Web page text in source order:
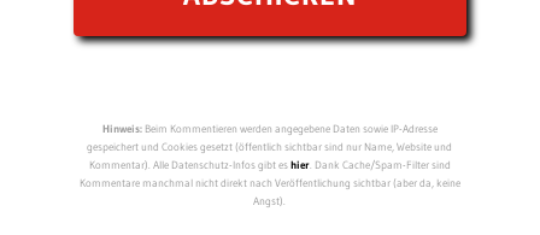
Hinweis:Beim Kommentieren werden angegebene Daten sowie IP-Adresse
gespeichert und Cookies gesetzt (öffentlich sichtbar sind nur Name, Website und
Kommentar). Alle Datenschutz-Infos gibt eshier. Dank Cache/Spam-Filter sind
Kommentare manchmal nicht direkt nach Veröffentlichung sichtbar (aber da, keine
Angst).